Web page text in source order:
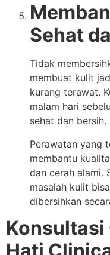
Sehat
Tidak
membuat kulit
kurang terawat.
malam hari
sehat dan bersih.
Perawatan yang
membantu
dan cerah alami.
masalah kulit
dibersihkan
Konsultasi